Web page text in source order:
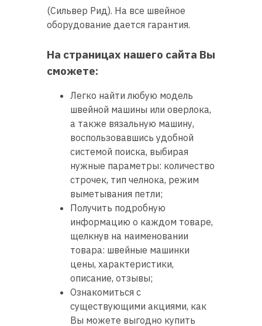
(Сильвер Рид). На все швейное
оборудование дается гарантия.
На страницах нашего сайта Вы
сможете:
Легко найти любую модель
швейной машины или оверлока,
а также вязальную машину,
воспользовавшись удобной
системой поиска, выбирая
нужные параметры: количество
строчек, тип челнока, режим
выметывания петли;
Получить подробную
информацию о каждом товаре,
щелкнув на наименовании
товара: швейные машинки
цены, характеристики,
описание, отзывы;
Ознакомиться с
существующими акциями, как
Вы можете выгодно купить